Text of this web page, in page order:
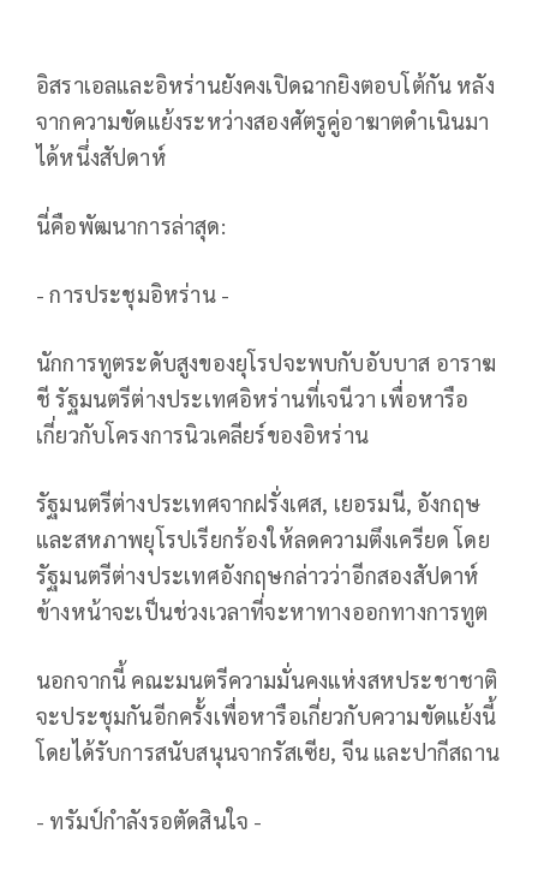
อิสราเอลและอิหร่านยังคงเปิดฉากยิงตอบโต้กัน หลัง
จากความขัดแย้งระหว่างสองศัตรูคู่อาฆาตดำเนินมา
ได้หนึ่งสัปดาห์
นี่คือพัฒนาการล่าสุด:
- การประชุมอิหร่าน -
นักการทูตระดับสูงของยุโรปจะพบกับอับบาส อาราฆ
ชี รัฐมนตรีต่างประเทศอิหร่านที่เจนีวา เพื่อหารือ
เกี่ยวกับโครงการนิวเคลียร์ของอิหร่าน
รัฐมนตรีต่างประเทศจากฝรั่งเศส, เยอรมนี, อังกฤษ
และสหภาพยุโรปเรียกร้องให้ลดความตึงเครียด โดย
รัฐมนตรีต่างประเทศอังกฤษกล่าวว่าอีกสองสัปดาห์
ข้างหน้าจะเป็นช่วงเวลาที่จะหาทางออกทางการทูต
นอกจากนี้ คณะมนตรีความมั่นคงแห่งสหประชาชาติ
จะประชุมกันอีกครั้งเพื่อหารือเกี่ยวกับความขัดแย้งนี้
โดยได้รับการสนับสนุนจากรัสเซีย, จีน และปากีสถาน
- ทรัมป์กำลังรอตัดสินใจ -